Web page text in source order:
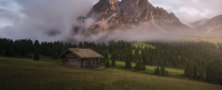
GALÉRIA
ODPORÚČANÉ
NAJNOVŠIE
POPULÁRNE
POPULÁRNE DNES